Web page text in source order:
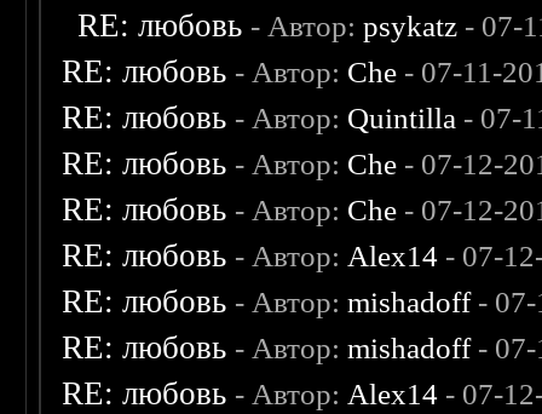
RE: любовь - Автор:psykatz - 07-
RE: любовь - Автор: Che - 07-11-
RE: любовь - Автор: Quintilla - 07-
RE: любовь - Автор: Che - 07-12-
RE: любовь - Автор: Che - 07-12-
RE: любовь - Автор: Alex14 - 07-
RE: любовь - Автор:mishadoff- 07-
RE: любовь - Автор:mishadoff- 07-
RE: любовь - Автор: Alex14 - 07-